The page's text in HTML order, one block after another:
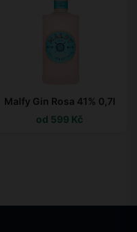
Malfy Gin Rosa 41% 0,7l
od 599 Kč